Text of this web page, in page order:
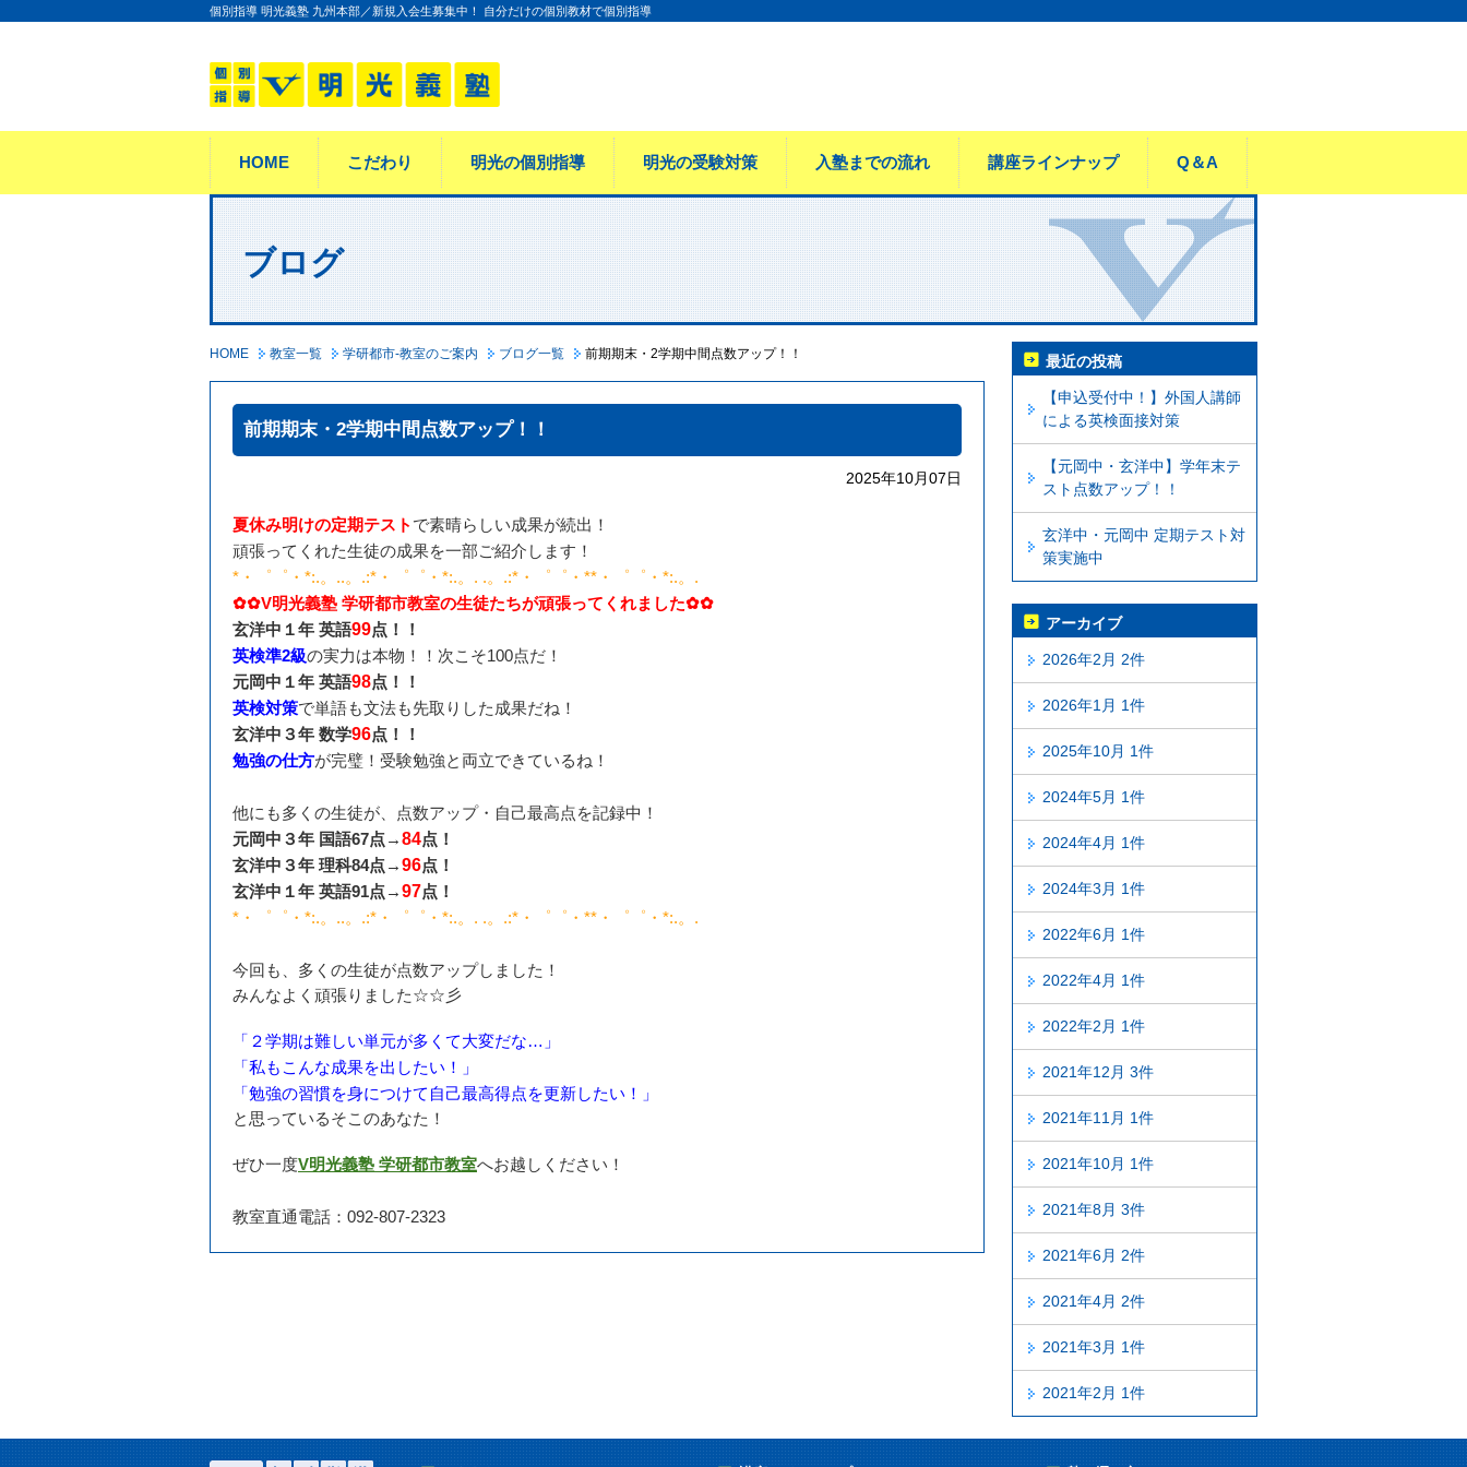
個別指導 明光義塾 九州本部／新規入会生募集中！ 自分だけの個別教材で個別指導
HOME こだわり 明光の個別指導 明光の受験対策 入塾までの流れ 講座ラインナップ Q＆A
ブログ
HOME 教室一覧 学研都市-教室のご案内 ブログ一覧 前期期末・2学期中間点数アップ！！
前期期末・2学期中間点数アップ！！
2025年10月07日
夏休み明けの定期テスト で素晴らしい成果が続出！
頑張ってくれた生徒の成果を一部ご紹介します！
*・゜゜・*:.。..。.:*・゜゜・*:.。. .。.:*・゜゜・**・゜゜・*:.。.
✿✿V明光義塾 学研都市教室の生徒たちが頑張ってくれました✿✿
玄洋中１年 英語99点！！
英検準2級の実力は本物！！次こそ100点だ！
元岡中１年 英語98点！！
英検対策で単語も文法も先取りした成果だね！
玄洋中３年 数学96点！！
勉強の仕方が完璧！受験勉強と両立できているね！
他にも多くの生徒が、点数アップ・自己最高点を記録中！
元岡中３年 国語67点→84点！
玄洋中３年 理科84点→96点！
玄洋中１年 英語91点→97点！
*・゜゜・*:.。..。.:*・゜゜・*:.。. .。.:*・゜゜・**・゜゜・*:.。.
今回も、多くの生徒が点数アップしました！
みんなよく頑張りました☆☆彡
「２学期は難しい単元が多くて大変だな…」
「私もこんな成果を出したい！」
「勉強の習慣を身につけて自己最高得点を更新したい！」
と思っているそこのあなた！
ぜひ一度V明光義塾 学研都市教室へお越しください！
教室直通電話：092-807-2323
最近の投稿
【申込受付中！】外国人講師
による英検面接対策
【元岡中・玄洋中】学年末テ
スト点数アップ！！
玄洋中・元岡中 定期テスト対
策実施中
アーカイブ
2026年2月 2件
2026年1月 1件
2025年10月 1件
2024年5月 1件
2024年4月 1件
2024年3月 1件
2022年6月 1件
2022年4月 1件
2022年2月 1件
2021年12月 3件
2021年11月 1件
2021年10月 1件
2021年8月 3件
2021年6月 2件
2021年4月 2件
2021年3月 1件
2021年2月 1件